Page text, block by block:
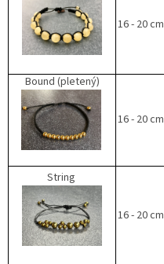
16 - 20 cm
Bound (pletený)
16 - 20 cm
String
16 - 20 cm